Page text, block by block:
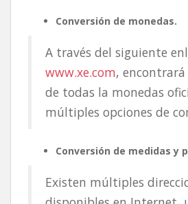
Conversión de monedas.
A través del siguiente
www.xe.com,
de todas la monedas
múltiples opciones de
Conversión de medidas y
Existen múltiples